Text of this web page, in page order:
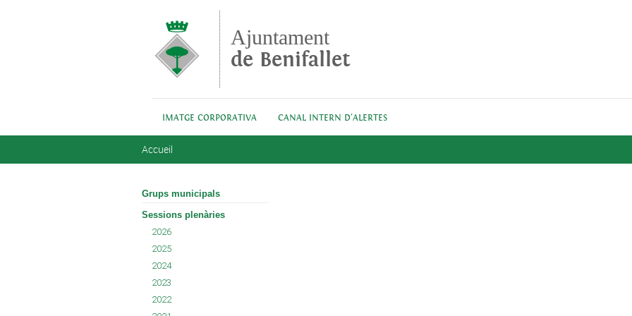
Ajuntament
de Benifallet
IMATGE CORPORATIVA CANAL INTERN D'ALERTES
Accueil
Grups municipals
Sessions plenàries
2026
2025
2024
2023
2022